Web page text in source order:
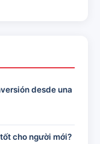
desde una
cho người mới?